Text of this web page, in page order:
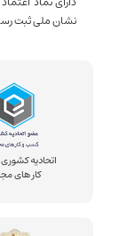
نشان ملی ثبت
اتحادیه
کار های